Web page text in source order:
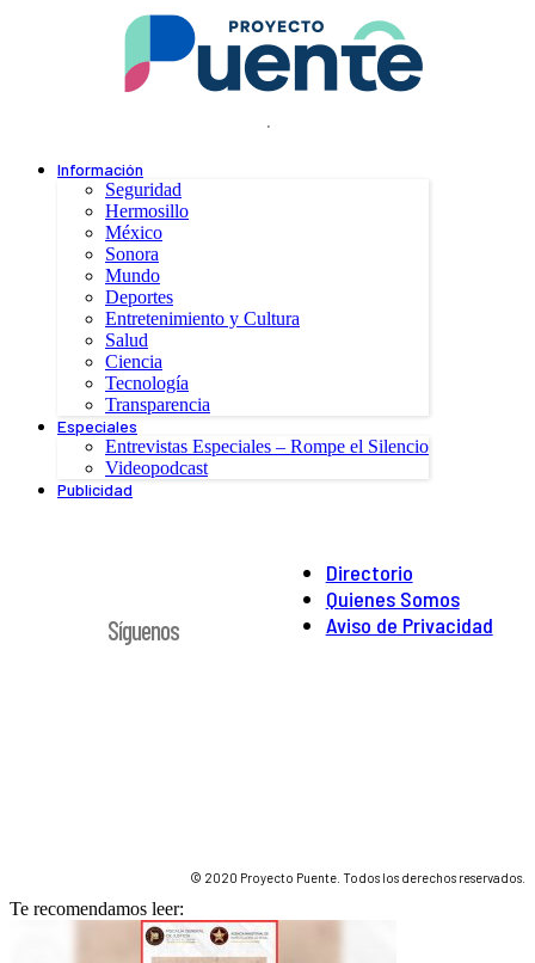
.
Información
Seguridad
Hermosillo
México
Sonora
Mundo
Deportes
Entretenimiento y Cultura
Salud
Ciencia
Tecnología
Transparencia
Especiales
Entrevistas Especiales – Rompe el Silencio
Videopodcast
Publicidad
Directorio
Quienes Somos
Aviso de Privacidad
Síguenos
© 2020 Proyecto Puente. Todos los derechos reservados.
Te recomendamos leer: